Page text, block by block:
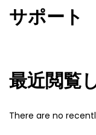
サポート
最近閲覧
There are no